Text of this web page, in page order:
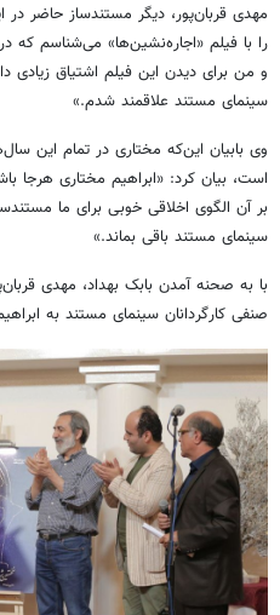
مهدی قربان‌پور، دیگر مستندساز حاضر
را با فیلم «اجاره‌نشین‌ها» می‌شناسم که
و من برای دیدن این فیلم اشتیاق زیادی
سینمای مستند علاقمند شدم.»
وی بابیان این‌که مختاری در تمام این
است، بیان کرد: «ابراهیم مختاری هرجا
بر آن الگوی اخلاقی خوبی برای ما
سینمای مستند باقی بماند.»
با به صحنه آمدن بابک بهداد، مهدی
صنفی کارگردانان سینمای مستند به